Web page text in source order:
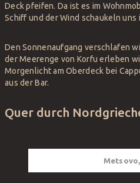
Deck pfeifen. Da ist es im
Schiff und der Wind schaukeln uns
Den Sonnenaufgang verschlafen
der Meerenge von Korfu erleben
Morgenlicht am Oberdeck bei
aus der Bar.
Quer durch